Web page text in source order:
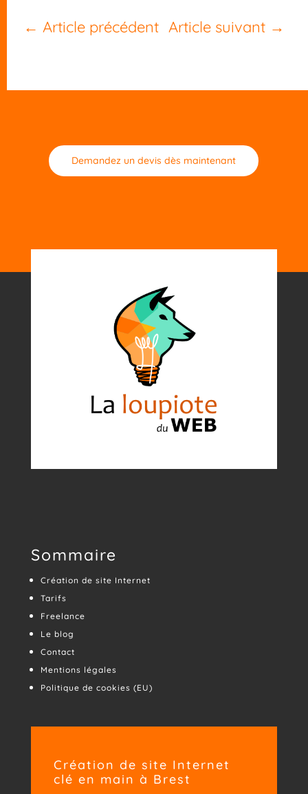
← Article précédent Article suivant →
Demandez un devis dès maintenant
Sommaire
Création de site Internet
Tarifs
Freelance
Le blog
Contact
Mentions légales
Politique de cookies (EU)
Création de site Internet
clé en main à Brest